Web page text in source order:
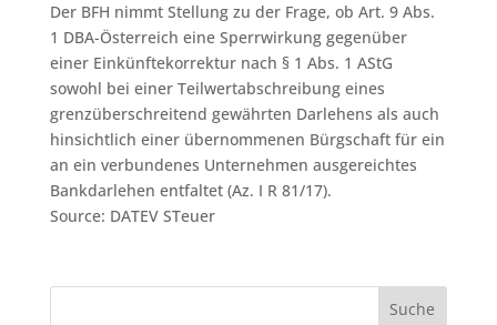
Der BFH nimmt Stellung zu der Frage, ob Art. 9 Abs.
1 DBA-Österreich eine Sperrwirkung gegenüber
einer Einkünftekorrektur nach § 1 Abs. 1 AStG
sowohl bei einer Teilwertabschreibung eines
grenzüberschreitend gewährten Darlehens als auch
hinsichtlich einer übernommenen Bürgschaft für ein
an ein verbundenes Unternehmen ausgereichtes
Bankdarlehen entfaltet (Az. I R 81/17).
Source: DATEV STeuer